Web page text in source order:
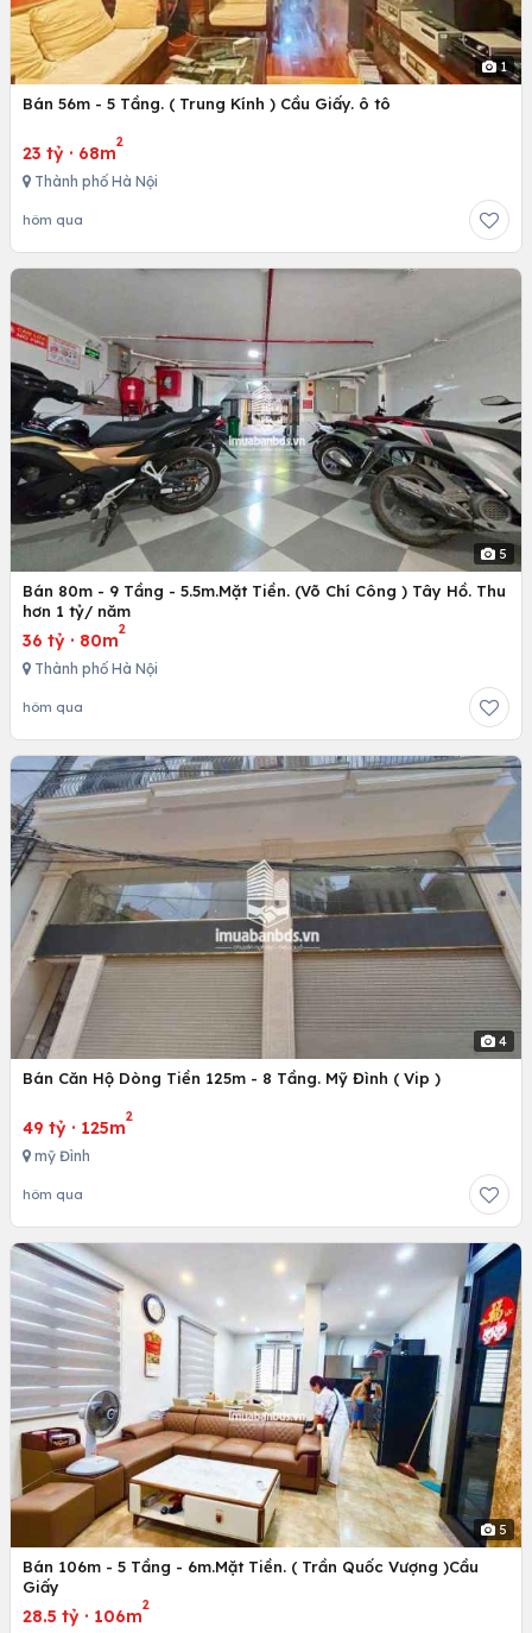
1
Bán 56m - 5 Tầng. ( Trung Kính ) Cầu Giấy. ô tô
23 tỷ · 68m
2
Thành phố Hà Nội
hôm qua
5
Bán 80m - 9 Tầng - 5.5m.Mặt Tiền. (Võ Chí Công ) Tây Hồ. Thu
hơn 1 tỷ/ năm
36 tỷ · 80m
2
Thành phố Hà Nội
hôm qua
4
Bán Căn Hộ Dòng Tiền 125m - 8 Tầng. Mỹ Đình ( Vip )
49 tỷ · 125m
2
mỹ Đình
hôm qua
5
Bán 106m - 5 Tầng - 6m.Mặt Tiền. ( Trần Quốc Vượng )Cầu
Giấy
28.5 tỷ · 106m
2